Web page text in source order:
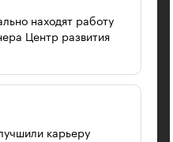
находят работу
Центр развития
карьеру